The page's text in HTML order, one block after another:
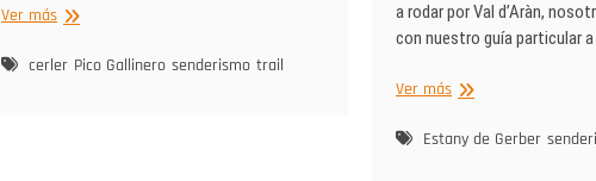
Ver másPico
Cerler
cerler Pico Gallinero senderismo trail
a rodar por Val d’Aràn,
con nuestro guía particular
Ver másRuta
los
Estany de Gerber